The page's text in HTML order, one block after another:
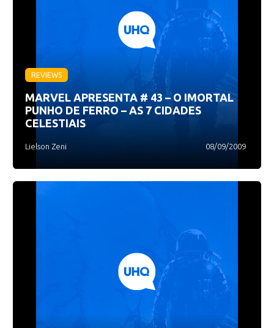
REVIEWS
MARVEL APRESENTA # 43 – O IMORTAL
PUNHO DE FERRO – AS 7 CIDADES
CELESTIAIS
Lielson Zeni 08/09/2009